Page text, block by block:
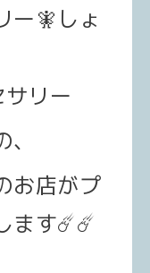
ー🧚 しょ
リー
お店がプ
ます☄️☄️